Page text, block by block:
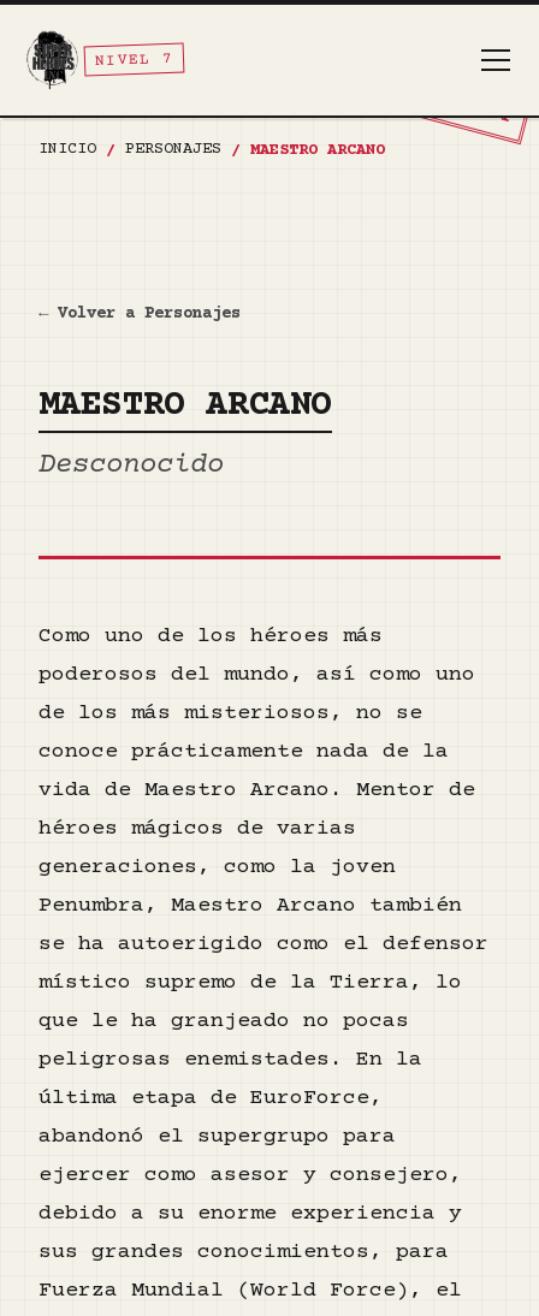
TOP SECRET
NIVEL 7
INICIO / PERSONAJES / MAESTRO ARCANO
← Volver a Personajes
MAESTRO ARCANO
Desconocido
Como uno de los héroes más
poderosos del mundo, así como uno
de los más misteriosos, no se
conoce prácticamente nada de la
vida de Maestro Arcano. Mentor de
héroes mágicos de varias
generaciones, como la joven
Penumbra, Maestro Arcano también
se ha autoerigido como el defensor
místico supremo de la Tierra, lo
que le ha granjeado no pocas
peligrosas enemistades. En la
última etapa de EuroForce,
abandonó el supergrupo para
ejercer como asesor y consejero,
debido a su enorme experiencia y
sus grandes conocimientos, para
Fuerza Mundial (World Force), el